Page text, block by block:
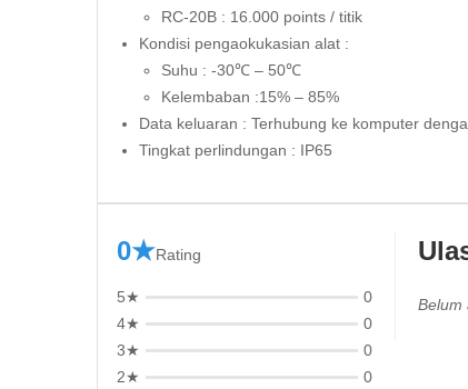
RC-20B : 16.000 points / titik
Kondisi pengaokukasian alat :
Suhu : -30℃ – 50℃
Kelembaban :15% – 85%
Data keluaran : Terhubung ke komputer
Tingkat perlindungan : IP65
0★Rating
5★
0
4★
0
3★
0
2★
0
Belum